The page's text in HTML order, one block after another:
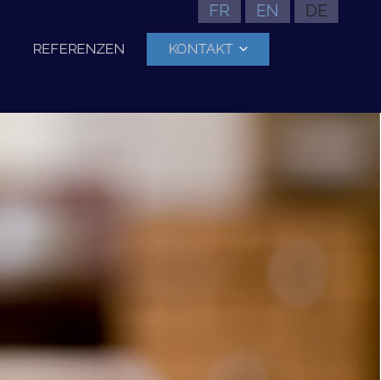
DE
EN
FR
REFERENZEN KONTAKT